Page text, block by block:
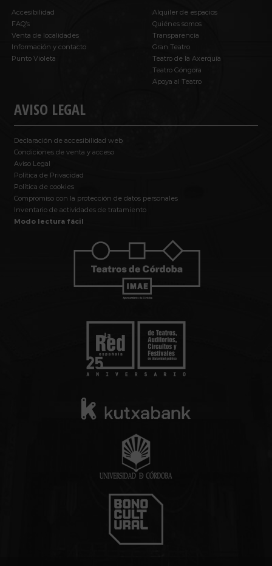
Accesibilidad
FAQ’s
Venta de localidades
Información y contacto
Punto Violeta
AVISO LEGAL
Declaración de accesibilidad web
Condiciones de venta y acceso
Aviso Legal
Política de Privacidad
Política de cookies
Compromiso con la protección de datos personales
Inventario de actividades de tratamiento
Modo lectura fácil
Alquiler de espacios
Quiénes somos
Transparencia
Gran Teatro
Teatro de la Axerquía
Teatro Góngora
Apoya al Teatro